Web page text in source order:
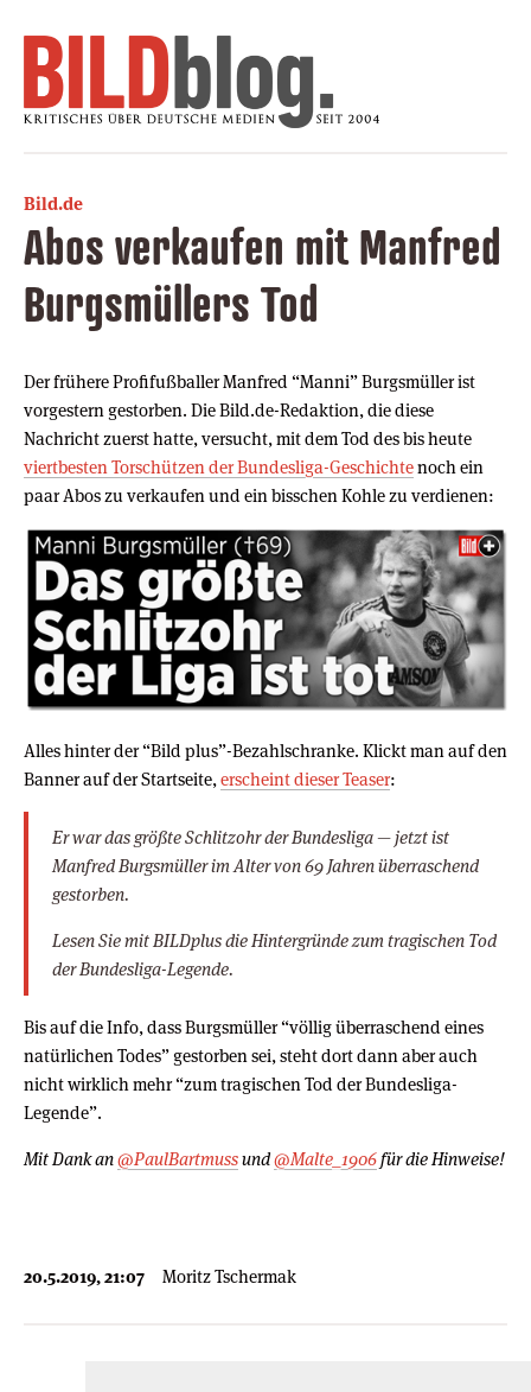
Bild.de
Abos verkaufen mit Manfred
Burgsmüllers Tod
Der frühere Profifußballer Manfred “Manni” Burgsmüller ist
vorgestern gestorben. Die Bild.de-Redaktion, die diese
Nachricht zuerst hatte, versucht, mit dem Tod des bis heute
viertbesten Torschützen der Bundesliga-Geschichtenoch ein
paar Abos zu verkaufen und ein bisschen Kohle zu verdienen:
Alles hinter der “Bild plus”-Bezahlschranke. Klickt man auf den
Banner auf der Startseite, erscheint dieser Teaser:
Er war das größte Schlitzohr der Bundesliga — jetzt ist
Manfred Burgsmüller im Alter von 69 Jahren überraschend
gestorben.
Lesen Sie mit BILDplus die Hintergründe zum tragischen Tod
der Bundesliga-Legende.
Bis auf die Info, dass Burgsmüller “völlig überraschend eines
natürlichen Todes” gestorben sei, steht dort dann aber auch
nicht wirklich mehr “zum tragischen Tod der Bundesliga-
Legende”.
Mit Dank an@PaulBartmussund@Malte_1906für die Hinweise!
20.5.2019, 21:07 Moritz Tschermak